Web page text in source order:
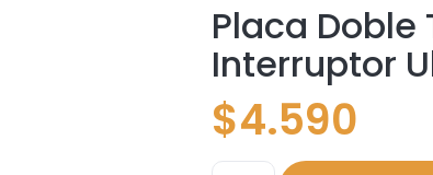
Placa Doble
Interruptor
$4.590